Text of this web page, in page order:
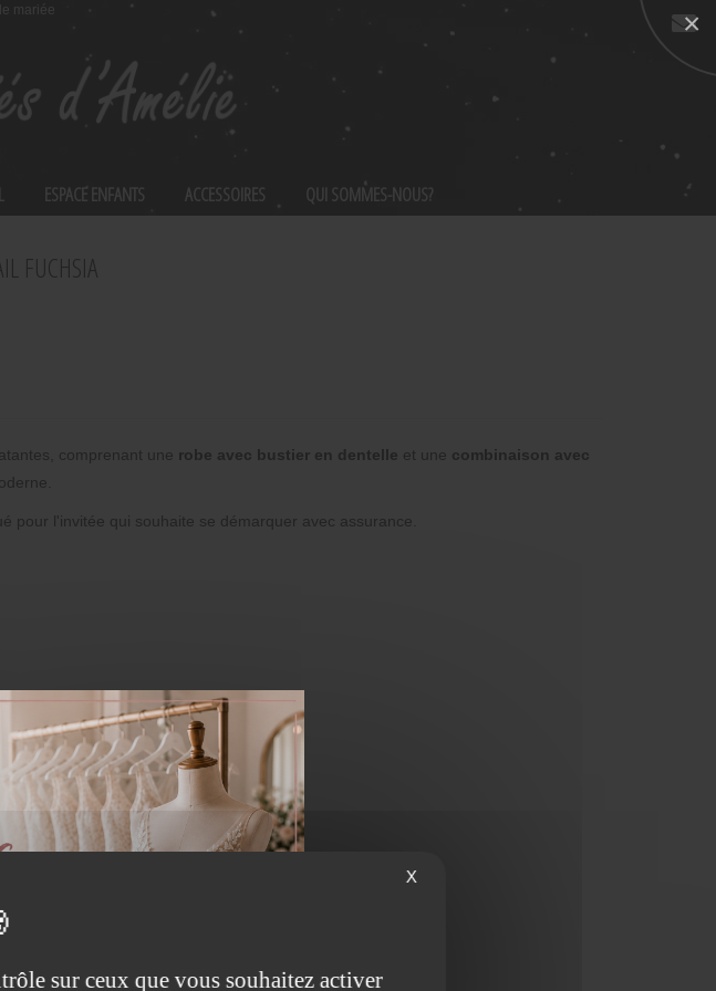
×
mariée
contacter
ESPACE ENFANTS ACCESSOIRES QUI SOMMES-NOUS?
FUCHSIA
comprenant une robe avec bustier en dentelle et une combinaison avec
pour l'invitée qui souhaite se démarquer avec assurance.
X
sur ceux que vous souhaitez activer